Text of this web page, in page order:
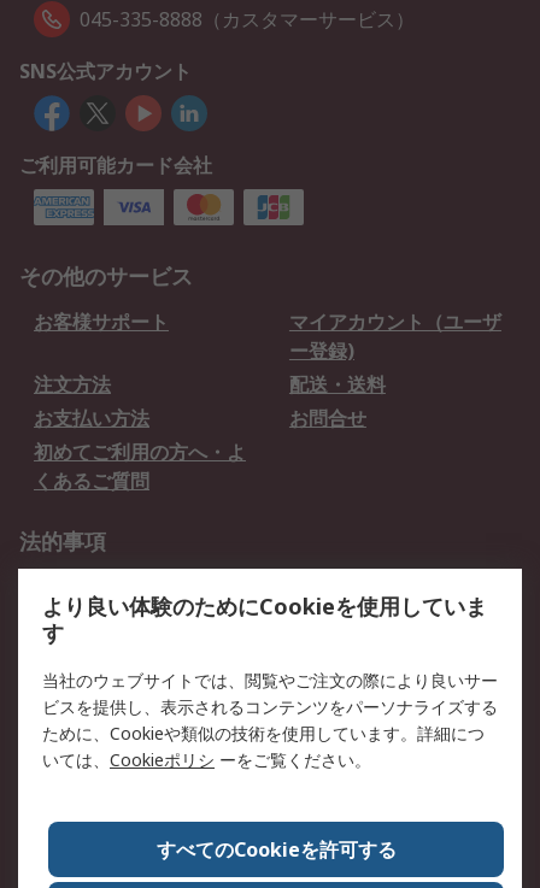
045-335-8888（カスタマーサービス）
SNS公式アカウント
ご利用可能カード会社
その他のサービス
お客様サポート
マイアカウント（ユーザ
ー登録)
注文方法
配送・送料
お支払い方法
お問合せ
初めてご利用の方へ・よ
くあるご質問
法的事項
クッキーポリシー
RSについて
会社概要
採用情報
プレスリリース＆お知ら
コーポレートサイト
全世界のRS
RSの歴史
ESGへの取り組み（英語）
認証について
より良い体験のためにCookieを使用していま
す
当社のウェブサイトでは、閲覧やご注文の際により良いサー
ビスを提供し、表示されるコンテンツをパーソナライズする
ために、Cookieや類似の技術を使用しています。詳細につ
いては、 Cookieポリシ ーをご覧ください。
すべてのCookieを許可する